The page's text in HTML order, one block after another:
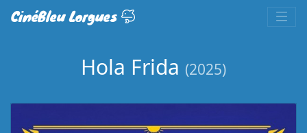
CinéBleu Lorgues
Hola Frida (2025)